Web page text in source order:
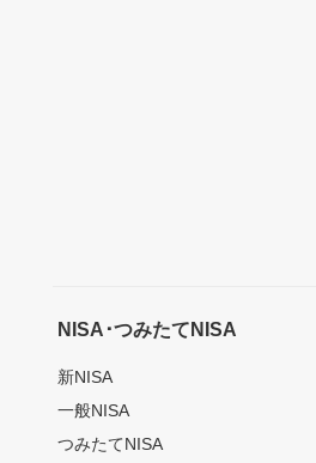
NISA･つみたてNISA
新NISA
一般NISA
つみたてNISA